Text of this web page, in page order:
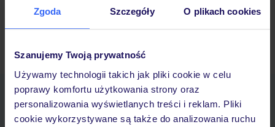
Zgoda Szczegóły O plikach cookies
Szanujemy Twoją prywatność
Używamy technologii takich jak pliki cookie w celu
poprawy komfortu użytkowania strony oraz
personalizowania wyświetlanych treści i reklam. Pliki
cookie wykorzystywane są także do analizowania ruchu
Pobierz bezpłatną aplikację TUI
Szybkie wyszukiwanie i przeglądanie ofert
Lista ulubionych ofert i możliwość ich udostępniania